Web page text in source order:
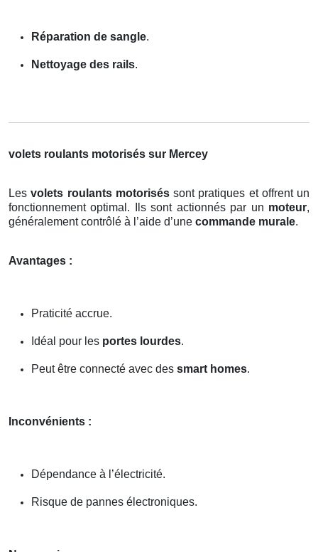
Réparation de sangle.
Nettoyage des rails.
volets roulants motorisés sur Mercey
Lesvolets roulants motoriséssont pratiques et offrent un
fonctionnement optimal. Ils sont actionnés par un moteur,
généralement contrôlé à l’aide d’une commande murale.
Avantages :
Praticité accrue.
Idéal pour les portes lourdes.
Peut être connecté avec des smart homes.
Inconvénients :
Dépendance à l’électricité.
Risque de pannes électroniques.